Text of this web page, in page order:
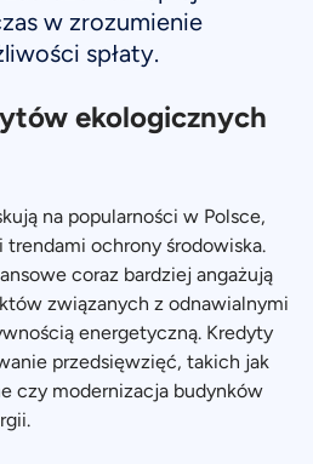
w zrozumienie
spłaty.
ekologicznych
na popularności w Polsce,
trendami ochrony środowiska.
coraz bardziej angażują
związanych z odnawialnymi
energetyczną. Kredyty
przedsięwzięć, takich jak
czy modernizacja budynków